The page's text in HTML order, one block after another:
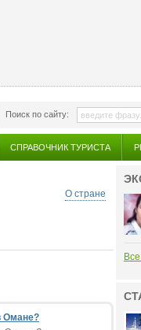
Поиск по сайту:
СПРАВОЧНИК ТУРИСТА
О стране
Омане?